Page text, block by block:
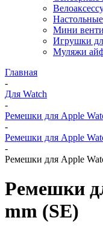
Мини
Игрушки
Муляжи
Главная
-
Для Watch
-
Ремешки для Apple
-
Ремешки для Apple
-
Ремешки для Apple
Ремешки
mm (SE)